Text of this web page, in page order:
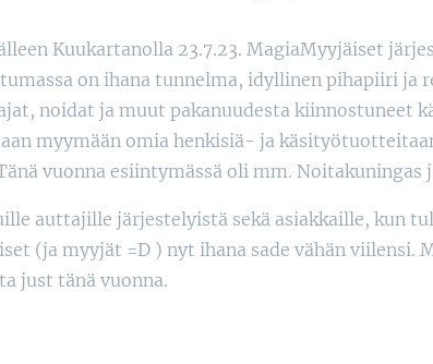
Kuukartanolla 23.7.23. MagiaMyyjäiset
on ihana tunnelma, idyllinen pihapiiri ja
noidat ja muut pakanuudesta kiinnostuneet
myymään omia henkisiä- ja
vuonna esiintymässä oli mm. Noitakuningas
auttajille järjestelyistä sekä asiakkaille, kun
(ja myyjät =D ) nyt ihana sade vähän viilensi.
just tänä vuonna.